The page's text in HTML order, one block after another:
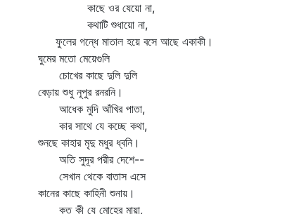
কাছে ওর যেয়ো না,
কথাটি শুধায়ো না,
ফুলের গন্ধে মাতাল হয়ে বসে আছে একাকী।
ঘুমের মতো মেয়েগুলি
চোখের কাছে দুলি দুলি
বেড়ায় শুধু নূপুর রনরনি।
আধেক মুদি আঁখির পাতা,
কার সাথে যে কচ্ছে কথা,
শুনছে কাহার মৃদু মধুর ধ্বনি।
অতি সুদূর পরীর দেশে--
সেখান থেকে বাতাস এসে
কানের কাছে কাহিনী শুনায়।
কত কী যে মোহের মায়া,